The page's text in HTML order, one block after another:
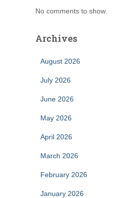
No comments to show.
Archives
August 2026
July 2026
June 2026
May 2026
April 2026
March 2026
February 2026
January 2026